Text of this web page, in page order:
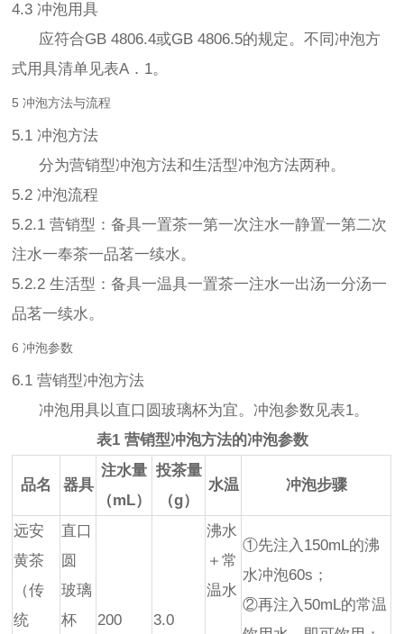
4.3 冲泡用具
应符合GB 4806.4或GB 4806.5的规定。不同冲泡方
式用具清单见表A．1。
5 冲泡方法与流程
5.1 冲泡方法
分为营销型冲泡方法和生活型冲泡方法两种。
5.2 冲泡流程
5.2.1 营销型：备具一置茶一第一次注水一静置一第二次
注水一奉茶一品茗一续水。
5.2.2 生活型：备具一温具一置茶一注水一出汤一分汤一
品茗一续水。
6 冲泡参数
6.1 营销型冲泡方法
冲泡用具以直口圆玻璃杯为宜。冲泡参数见表1。
表1 营销型冲泡方法的冲泡参数
品名 器具
注水量
（mL）
投茶量
（g）
水温 冲泡步骤
远安
黄茶
（传
统
直口
圆
玻璃
杯
200 3.0
沸水
＋常
温水
①先注入150mL的沸
水冲泡60s；
②再注入50mL的常温